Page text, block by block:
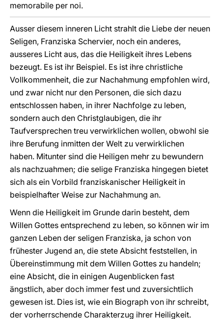
memorabile per noi.
Ausser diesem inneren Licht strahlt die Liebe der neuen
Seligen, Franziska Schervier, noch ein anderes,
ausseres Licht aus, das die Heiligkeit ihres Lebens
bezeugt. Es ist ihr Beispiel. Es ist ihre christliche
Vollkommenheit, die zur Nachahmung empfohlen wird,
und zwar nicht nur den Personen, die sich dazu
entschlossen haben, in ihrer Nachfolge zu leben,
sondern auch den Christglaubigen, die ihr
Taufversprechen treu verwirklichen wollen, obwohl sie
ihre Berufung inmitten der Welt zu verwirklichen
haben. Mitunter sind die Heiligen mehr zu bewundern
als nachzuahmen; die selige Franziska hingegen bietet
sich als ein Vorbild franziskanischer Heiligkeit in
beispielhafter Weise zur Nachahmung an.
Wenn die Heiligkeit im Grunde darin besteht, dem
Willen Gottes entsprechend zu leben, so können wir im
ganzen Leben der seligen Franziska, ja schon von
frühester Jugend an, die stete Absicht feststellen, in
Übereinstimmung mit dem Willen Gottes zu handeln;
eine Absicht, die in einigen Augenblicken fast
ängstlich, aber doch immer fest und zuversichtlich
gewesen ist. Dies ist, wie ein Biograph von ihr schreibt,
der vorherrschende Charakterzug ihrer Heiligkeit.